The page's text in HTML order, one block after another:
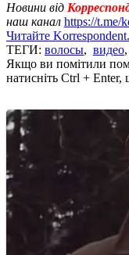
Новини від
наш канал https://t.me/
Читайте
ТЕГИ: волосы, видео,
Якщо ви помітили
натисніть Ctrl +